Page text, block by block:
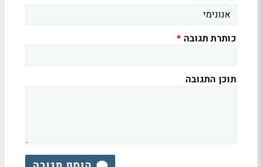
כותרת תגובה *
תוכן התגובה